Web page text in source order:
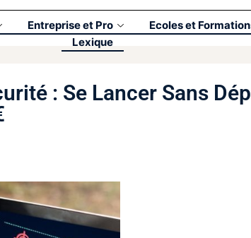
Entreprise et Pro
Ecoles et
Lexique
: Se Lancer Sans